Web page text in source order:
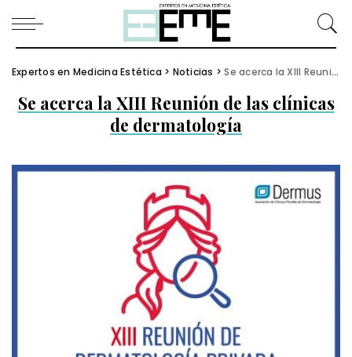
Expertos en Medicina Estética > Noticias >Se acerca la XIII Reunión de las clínicas de dermatología
Se acerca la XIII Reunión de las clínicas
de dermatología